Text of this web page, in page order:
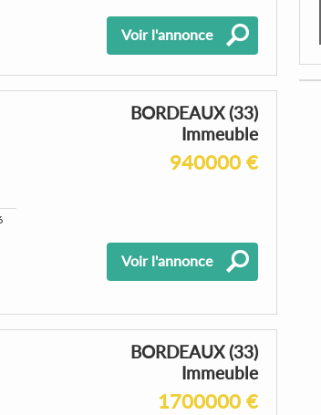
Voir l'annonce
BORDEAUX (33)
Immeuble
940000 €
Voir l'annonce
BORDEAUX (33)
Immeuble
1700000 €